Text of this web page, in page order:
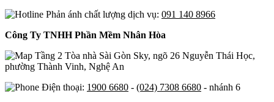
Phản ánh chất lượng dịch vụ: 091 140 8966
Công Ty TNHH Phần Mềm Nhân Hòa
Tầng 2 Tòa nhà Sài Gòn Sky, ngõ 26 Nguyễn Thái Học,
phường Thành Vinh, Nghệ An
Điện thoại: 1900 6680 - (024) 7308 6680 - nhánh 6